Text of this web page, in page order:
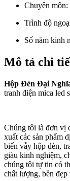
Chuyên môn:
Trình độ
Số năm kinh
Mô tả chi
Hộp Đèn Đại
tranh điện mica led
Chúng tôi là đơn vị
xuất các sản phẩm
biển vẫy hộp đèn,
giàu kinh nghiệm,
chúng tôi tự tin có
chất lượng, bền